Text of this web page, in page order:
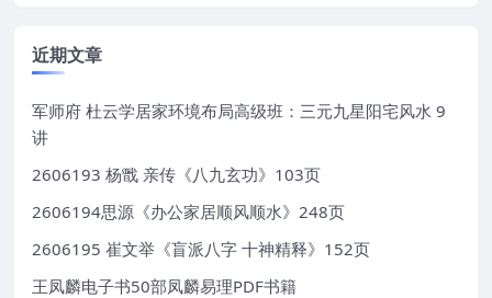
近期文章
军师府 杜云学居家环境布局高级班：三元九星阳宅风水 9
讲
2606193 杨戬 亲传《八九玄功》103页
2606194思源《办公家居顺风顺水》248页
2606195 崔文举《盲派八字 十神精释》152页
王凤麟电子书50部凤麟易理PDF书籍